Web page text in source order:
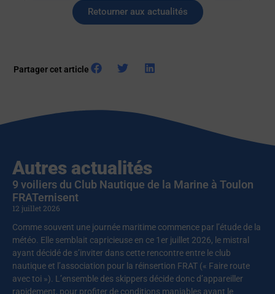
Retourner aux actualités
Partager cet article
Autres actualités
9 voiliers du Club Nautique de la Marine à Toulon
FRATernisent
12 juillet 2026
Comme souvent une journée maritime commence par l’étude de la
météo. Elle semblait capricieuse en ce 1er juillet 2026, le mistral
ayant décidé de s’inviter dans cette rencontre entre le club
nautique et l’association pour la réinsertion FRAT (« Faire route
avec toi »). L’ensemble des skippers décide donc d’appareiller
rapidement, pour profiter de conditions maniables avant le